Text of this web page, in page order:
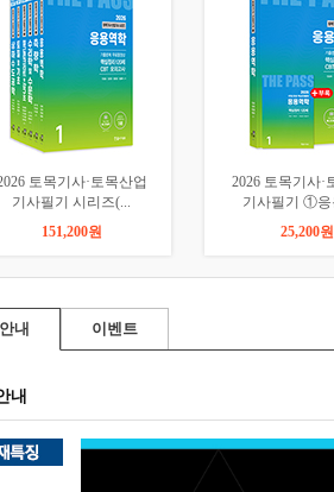
토목기사·토목산업
기사필기 시리즈(...
151,200원
2026 토목기사·
기사필기 ①응
25,200원
내 이벤트
내